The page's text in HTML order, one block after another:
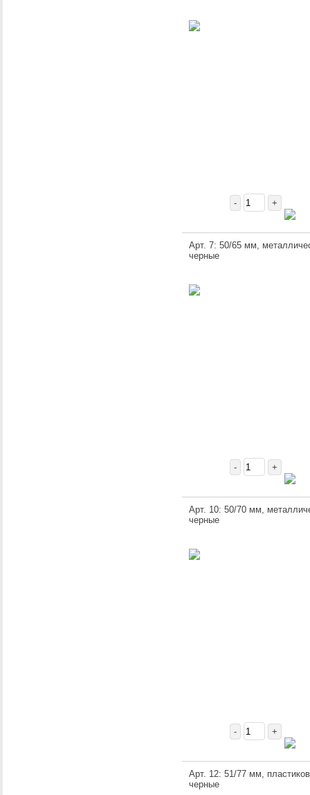
- +
Арт. 7: 50/65 мм,
черные
- +
Арт. 10: 50/70 мм,
черные
- +
Арт. 12: 51/77 мм,
черные